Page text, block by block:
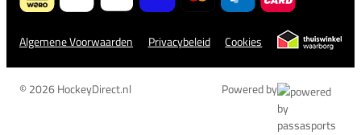
Algemene Voorwaarden Privacybeleid Cookies
© 2026 HockeyDirect.nl Powered by